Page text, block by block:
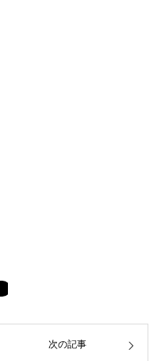
次の記事